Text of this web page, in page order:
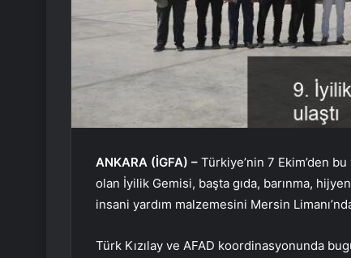
ANKARA (İGFA) – Türkiye’nin 7 Ekim’den
olan İyilik Gemisi, başta gıda, barınma,
insani yardım malzemesini Mersin
Türk Kızılay ve AFAD koordinasyonunda